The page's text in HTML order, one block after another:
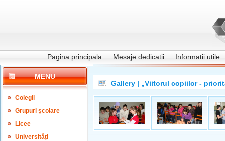
Pagina principala Mesaje dedicatii Informatii utile
MENU
Colegii
Grupuri școlare
Licee
Universități
Gallery | „Viitorul copiilor -